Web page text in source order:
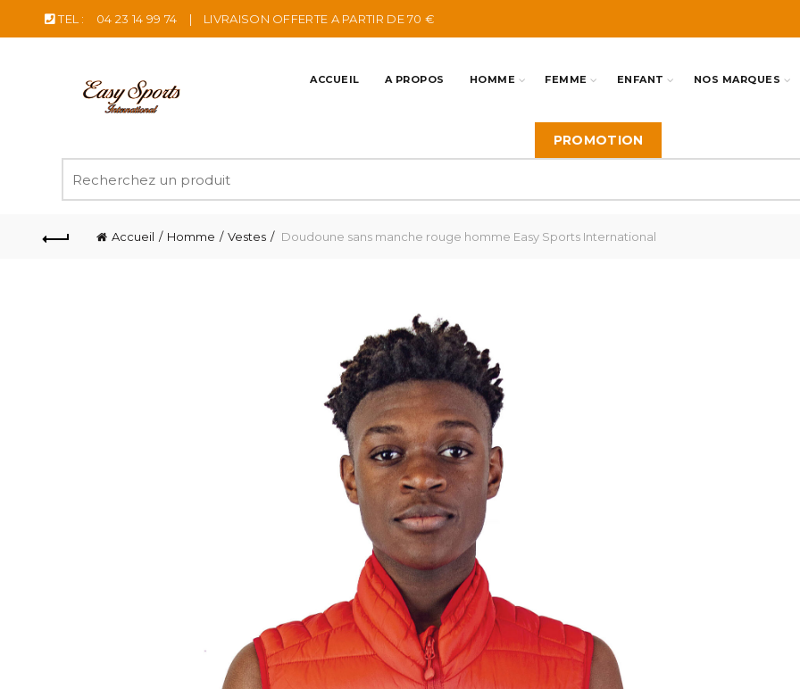
TEL : 04 23 14 99 74 | LIVRAISON OFFERTE A PARTIR DE 70 €
ACCUEIL A PROPOS HOMME FEMME ENFANT NOS MARQUES
PROMOTION
pour
:
Accueil Homme Vestes Doudoune sans manche rouge homme Easy Sports International